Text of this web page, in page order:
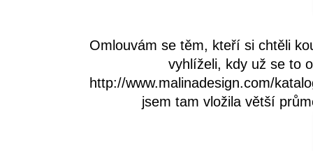
Omlouvám se těm, kteří si chtěli
vyhlíželi, kdy už se to
http://www.malinadesign.com/
jsem tam vložila větší